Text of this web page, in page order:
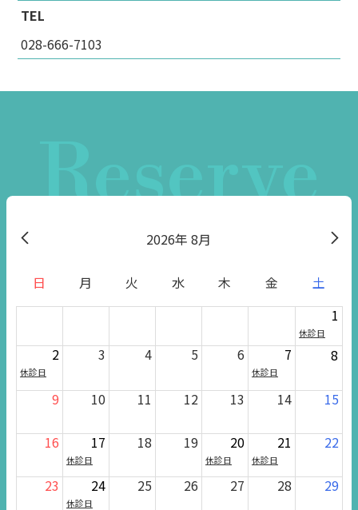
TEL
028-666-7103
Reserve
2026 8月
日 月 火 水 木 金
土
1
休診日
2
休診日
3 4 5 6 7
休診日
8
9 10 11 12 13 14 15
16 17
休診日
18 19 20
休診日
21
休診日
22
23 24
休診日
25 26 27 28 29